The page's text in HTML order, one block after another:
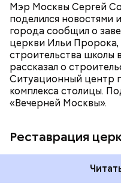
Мэр Москвы Сергей
поделился новостями
города сообщил о
церкви Ильи Пророка,
строительства школы
рассказал о
Ситуационный центр
комплекса столицы.
«Вечерней Москвы».
Реставрация